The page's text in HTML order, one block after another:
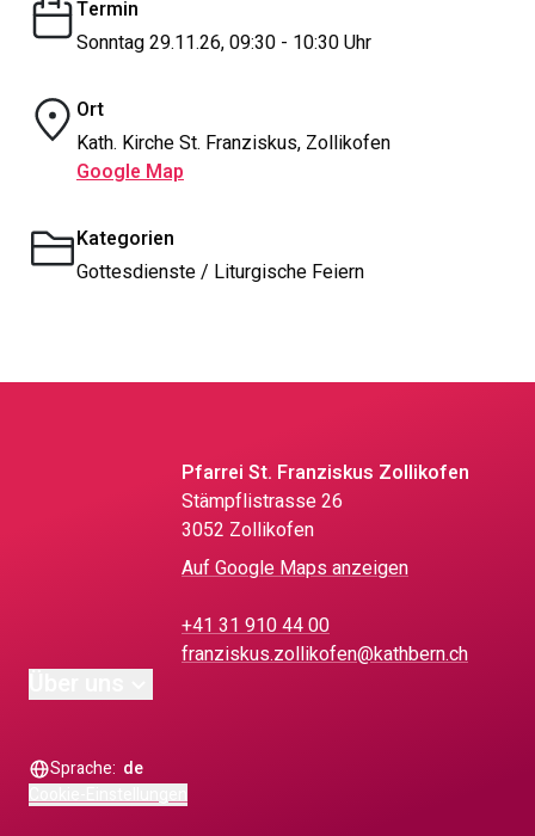
Termin
Sonntag 29.11.26, 09:30 - 10:30 Uhr
Ort
Kath. Kirche St. Franziskus, Zollikofen
Google Map
Kategorien
Gottesdienste / Liturgische Feiern
Pfarrei St. Franziskus Zollikofen
Stämpflistrasse 26
3052 Zollikofen
Auf Google Maps anzeigen
+41 31 910 44 00
franziskus.zollikofen@kathbern.ch
Sprache: de